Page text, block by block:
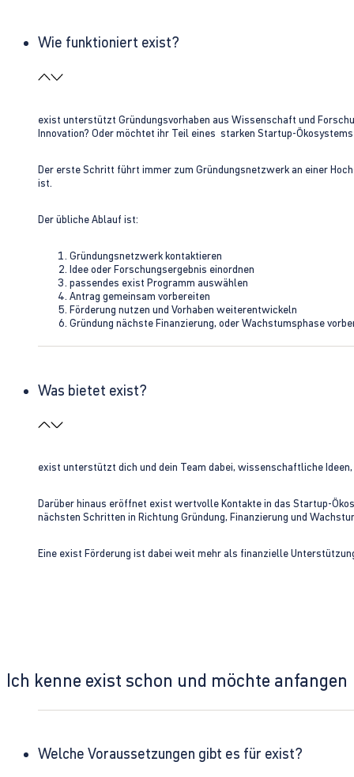
Wie funktioniert exist?
exist unterstützt Gründungsvorhaben aus Wissenschaft und
Innovation? Oder möchtet ihr Teil eines starken Startup-
Der erste Schritt führt immer zum Gründungsnetzwerk an einer
ist.
Der übliche Ablauf ist:
Gründungsnetzwerk kontaktieren
Idee oder Forschungsergebnis einordnen
passendes exist Programm auswählen
Antrag gemeinsam vorbereiten
Förderung nutzen und Vorhaben weiterentwickeln
Gründung nächste Finanzierung, oder Wachstumsphase
Was bietet exist?
exist unterstützt dich und dein Team dabei, wissenschaftliche
Darüber hinaus eröffnet exist wertvolle Kontakte in das Startup-
nächsten Schritten in Richtung Gründung, Finanzierung und
Eine exist Förderung ist dabei weit mehr als finanzielle
Ich kenne exist schon und möchte anfangen
Welche Voraussetzungen gibt es für exist?